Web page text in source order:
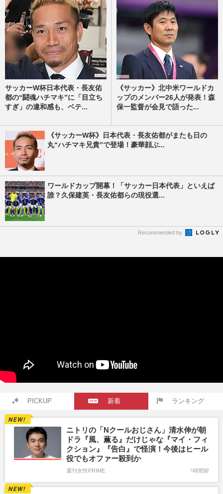
サッカーW杯日本代表・長友佑
都の“闘魂ハチマキ”に「目立ち
すぎ」の違和感も、ベテ...
《サッカー》北中米ワールドカ
ップのメンバー26人が発表！森
保一監督が会見で語った...
《サッカーW杯》日本代表・長友佑都がまたも日の
丸“ハチマキ兄貴”で登場！豪華顔ぶ...
ワールドカップ開幕！「サッカー日本代表」といえば
誰？久保建英・長友佑都らの現役選...
Recommended by
PICKUP 新着 ランキング
ニトリの「Nクールおじさん」清水伸が朝
ドラ『風、薫る』だけじゃな『マイ・フィ
クション』『告白』で怪演！今後はヒール
役でもオファー殺到か
週刊女性PRIME 1時間前